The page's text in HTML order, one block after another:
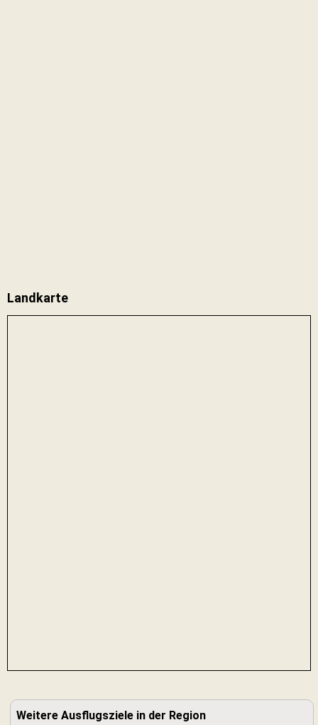
Landkarte
Weitere Ausflugsziele in der Region